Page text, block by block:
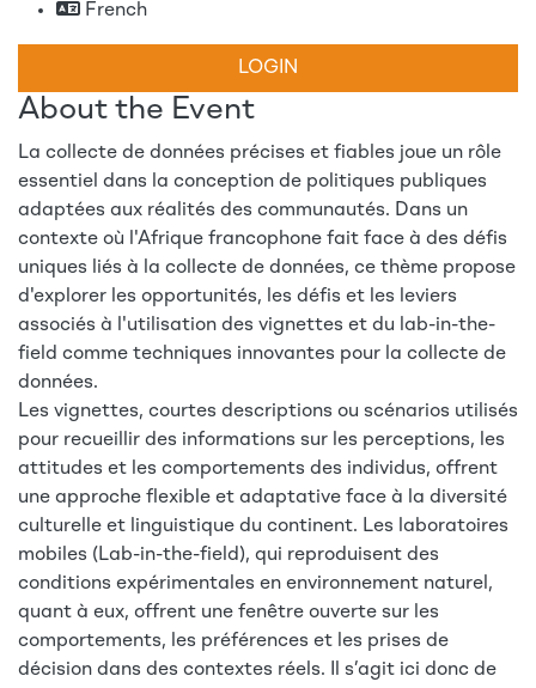
About the Event
La collecte de données précises et fiables joue un rôle
essentiel dans la conception de politiques publiques
adaptées aux réalités des communautés. Dans un
contexte où l'Afrique francophone fait face à des défis
uniques liés à la collecte de données, ce thème propose
d'explorer les opportunités, les défis et les leviers
associés à l'utilisation des vignettes et du lab-in-the-
field comme techniques innovantes pour la collecte de
données.
Les vignettes, courtes descriptions ou scénarios utilisés
pour recueillir des informations sur les perceptions, les
attitudes et les comportements des individus, offrent
une approche flexible et adaptative face à la diversité
culturelle et linguistique du continent. Les laboratoires
mobiles (Lab-in-the-field), qui reproduisent des
conditions expérimentales en environnement naturel,
quant à eux, offrent une fenêtre ouverte sur les
comportements, les préférences et les prises de
décision dans des contextes réels. Il s’agit ici donc de
French
LOGIN